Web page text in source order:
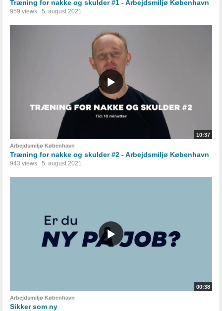
Træning for nakke og skulder #1 - Arbejdsmiljø København
959 views 5. august 2021
10:37
Arbejdsmiljø København
Træning for nakke og skulder #2 - Arbejdsmiljø København
943 views 5. august 2021
00:38
Arbejdsmiljø København
Sikker som ny